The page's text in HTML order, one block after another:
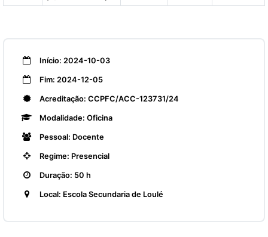
Início: 2024-10-03
Fim: 2024-12-05
Acreditação: CCPFC/ACC-123731/24
Modalidade: Oficina
Pessoal: Docente
Regime: Presencial
Duração: 50 h
Local: Escola Secundaria de Loulé